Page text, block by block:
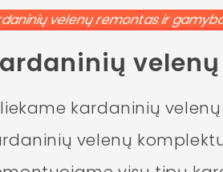
velenų remontas ir
kardaninių
velenų